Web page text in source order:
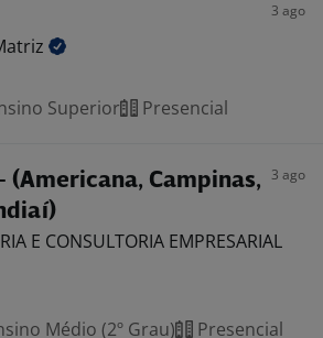
3 ago
Superior Presencial
(Americana, Campinas,
3 ago
E CONSULTORIA EMPRESARIAL
Médio (2º Grau) Presencial